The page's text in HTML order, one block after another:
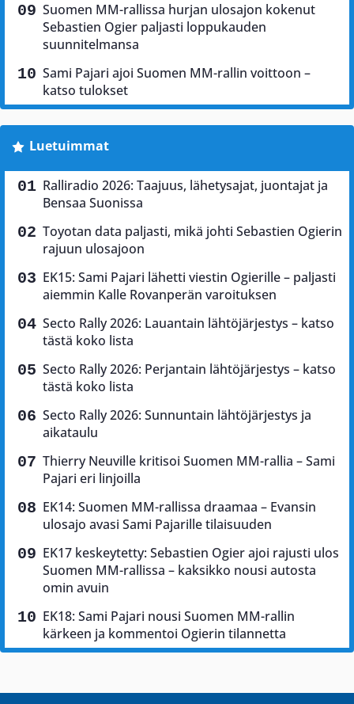
Suomen MM-rallissa hurjan ulosajon kokenut
Sebastien Ogier paljasti loppukauden
suunnitelmansa
Sami Pajari ajoi Suomen MM-rallin voittoon –
katso tulokset
Luetuimmat
Ralliradio 2026: Taajuus, lähetysajat, juontajat ja
Bensaa Suonissa
Toyotan data paljasti, mikä johti Sebastien Ogierin
rajuun ulosajoon
EK15: Sami Pajari lähetti viestin Ogierille – paljasti
aiemmin Kalle Rovanperän varoituksen
Secto Rally 2026: Lauantain lähtöjärjestys – katso
tästä koko lista
Secto Rally 2026: Perjantain lähtöjärjestys – katso
tästä koko lista
Secto Rally 2026: Sunnuntain lähtöjärjestys ja
aikataulu
Thierry Neuville kritisoi Suomen MM-rallia – Sami
Pajari eri linjoilla
EK14: Suomen MM-rallissa draamaa – Evansin
ulosajo avasi Sami Pajarille tilaisuuden
EK17 keskeytetty: Sebastien Ogier ajoi rajusti ulos
Suomen MM-rallissa – kaksikko nousi autosta
omin avuin
EK18: Sami Pajari nousi Suomen MM-rallin
kärkeen ja kommentoi Ogierin tilannetta